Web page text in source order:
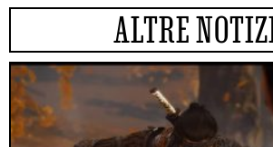
ALTRE